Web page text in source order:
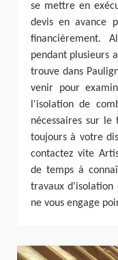
se mettre en
devis en avance
financièrement.
pendant plusieurs
trouve dans
venir pour
l'isolation de
nécessaires sur
toujours à votre
contactez vite
de temps à
travaux d'isolation
ne vous engage